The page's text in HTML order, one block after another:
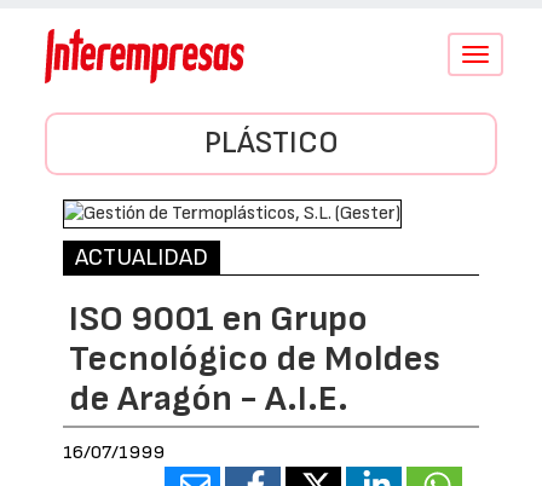
Conmutar
PLÁSTICO
ACTUALIDAD
ISO 9001 en Grupo
Tecnológico de Moldes
de Aragón - A.I.E.
16/07/1999